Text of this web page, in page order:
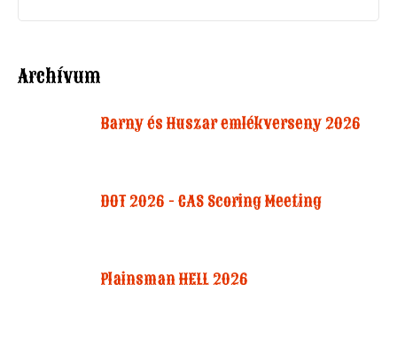
Archívum
Barny és Huszar emlékverseny 2026
DOT 2026 - CAS Scoring Meeting
Plainsman HELL 2026